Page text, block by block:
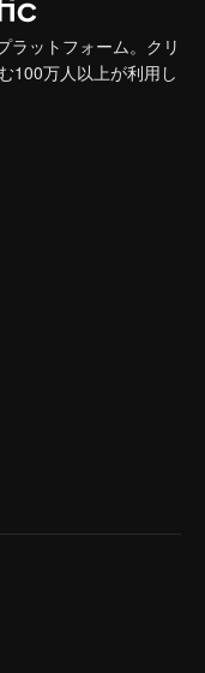
ラットフォーム。クリ
100万人以上が利用し